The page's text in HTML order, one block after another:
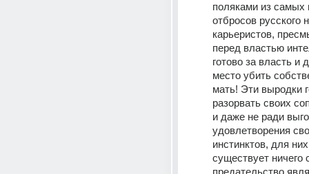
поляками из самых
отбросов русского
карьеристов,
перед властью
готово за власть и
место убить
мать! Эти выродки
разорвать своих
и даже не ради
удовлетворения
инстинктов, для
существует ничего
предательство